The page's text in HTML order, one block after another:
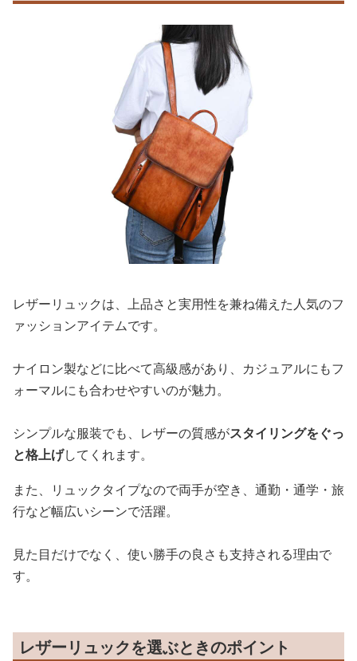
レザーリュックは、上品さと実用性を兼ね備えた人気のフ
ァッションアイテムです。
ナイロン製などに比べて高級感があり、カジュアルにもフ
ォーマルにも合わせやすいのが魅力。
シンプルな服装でも、レザーの質感がスタイリングをぐっ
と格上げしてくれます。
また、リュックタイプなので両手が空き、通勤・通学・旅
行など幅広いシーンで活躍。
見た目だけでなく、使い勝手の良さも支持される理由で
す。
レザーリュックを選ぶときのポイント